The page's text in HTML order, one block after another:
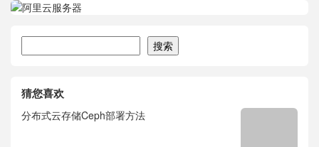
搜索
猜您喜欢
分布式云存储Ceph部署方法